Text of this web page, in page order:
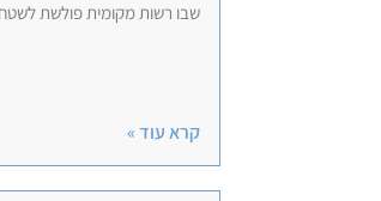
שבו רשות מקומית פולשת
קרא עוד »